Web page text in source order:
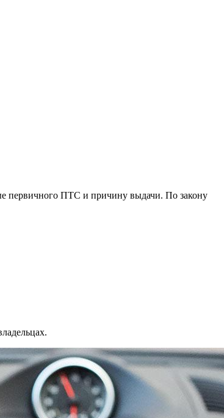
первичного ПТС и причину выдачи. По закону